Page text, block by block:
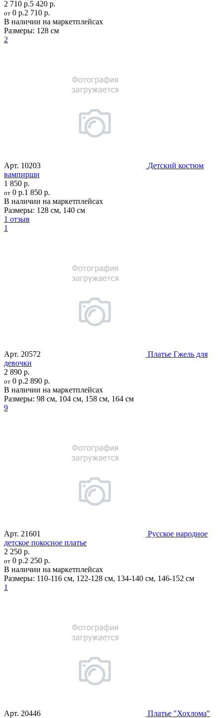
2 710 р.5 420 р.
от 0 р.2 710 р.
В наличии на маркетплейсах
Размеры: 128 см
2
Арт. 10203
Детский костюм
вампирши
1 850 р.
от 0 р.1 850 р.
В наличии на маркетплейсах
Размеры: 128 см, 140 см
1 отзыв
1
Арт. 20572
Платье Гжель для
девочки
2 890 р.
от 0 р.2 890 р.
В наличии на маркетплейсах
Размеры: 98 см, 104 см, 158 см, 164 см
9
Арт. 21601
Русское народное
детское покосное платье
2 250 р.
от 0 р.2 250 р.
В наличии на маркетплейсах
Размеры: 110-116 см, 122-128 см, 134-140 см, 146-152 см
1
Арт. 20446
Платье "Хохлома"